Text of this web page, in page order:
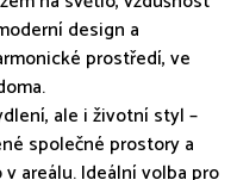
design a
prostředí, ve
ale i životní styl –
společné prostory a
areálu. Ideální volba pro